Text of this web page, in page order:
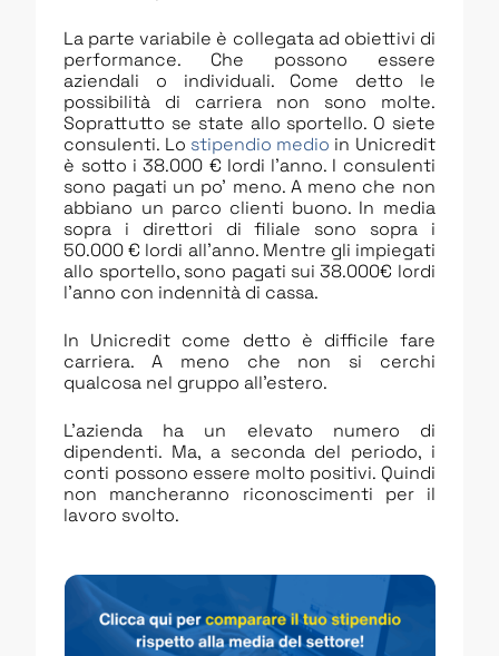
La parte variabile è collegata ad obiettivi di
performance. Che possono essere
aziendali o individuali. Come detto le
possibilità di carriera non sono molte.
Soprattutto se state allo sportello. O siete
consulenti. Lo stipendio medio in Unicredit
è sotto i 38.000 € lordi l’anno. I consulenti
sono pagati un po’ meno. A meno che non
abbiano un parco clienti buono. In media
sopra i direttori di filiale sono sopra i
50.000 € lordi all’anno. Mentre gli impiegati
allo sportello, sono pagati sui 38.000€ lordi
l’anno con indennità di cassa.
In Unicredit come detto è difficile fare
carriera. A meno che non si cerchi
qualcosa nel gruppo all’estero.
L’azienda ha un elevato numero di
dipendenti. Ma, a seconda del periodo, i
conti possono essere molto positivi. Quindi
non mancheranno riconoscimenti per il
lavoro svolto.